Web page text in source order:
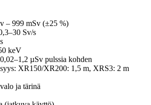
– 999 mSv (±25 %)
Sv/s
keV
µSv pulssia kohden
XR150/XR200: 1,5 m, XRS3: 2 m
ja tärinä